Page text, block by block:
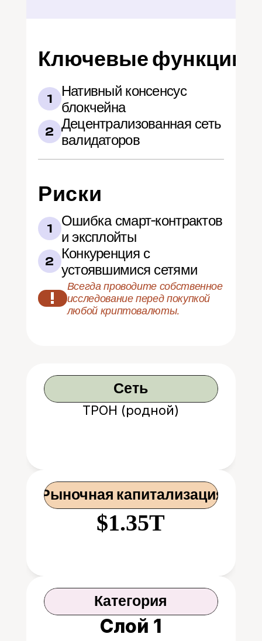
Ключевые функции
1
Нативный консенсус
блокчейна
2 Децентрализованная сеть
валидаторов
Риски
1
Ошибка смарт-контрактов
и эксплойты
2
Конкуренция с
устоявшимися сетями
!
Всегда проводите собственное
исследование перед покупкой
любой криптовалюты.
Сеть
ТРОН (родной)
Рыночная капитализация
$1.35T
Категория
Слой 1